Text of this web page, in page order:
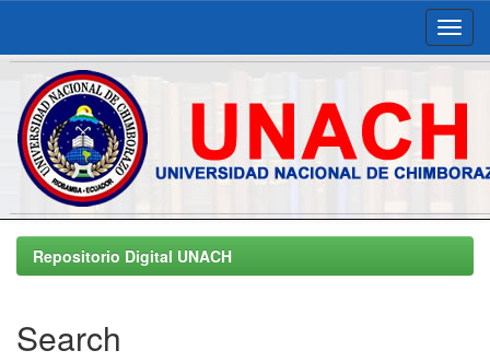
Skip
navigationRepositorio Digital UNACH
Search